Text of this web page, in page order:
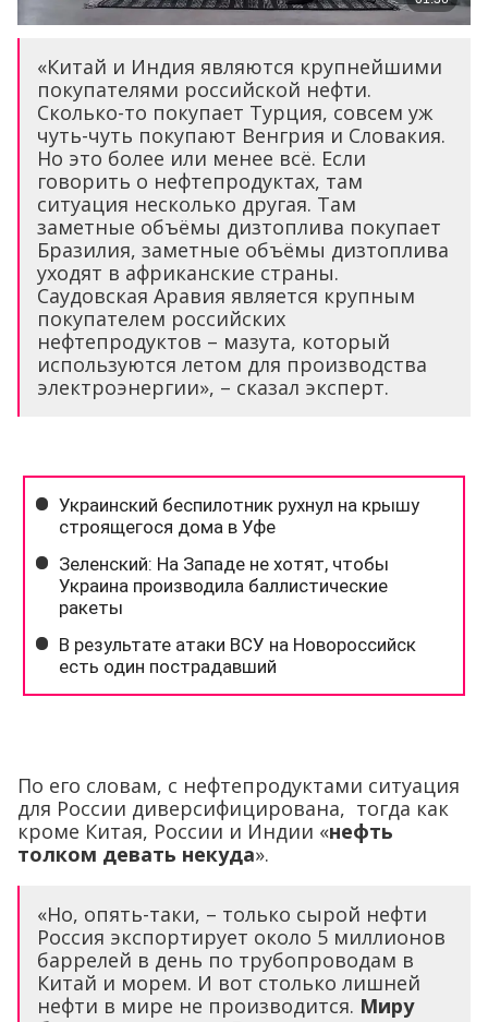
«Китай и Индия являются крупнейшими
покупателями российской нефти.
Сколько-то покупает Турция, совсем уж
чуть-чуть покупают Венгрия и Словакия.
Но это более или менее всё. Если
говорить о нефтепродуктах, там
ситуация несколько другая. Там
заметные объёмы дизтоплива покупает
Бразилия, заметные объёмы дизтоплива
уходят в африканские страны.
Саудовская Аравия является крупным
покупателем российских
нефтепродуктов – мазута, который
используются летом для производства
электроэнергии», – сказал эксперт.
По его словам, с нефтепродуктами ситуация
для России диверсифицирована, тогда как
кроме Китая, России и Индии «нефть
толком девать некуда».
«Но, опять-таки, – только сырой нефти
Россия экспортирует около 5 миллионов
баррелей в день по трубопроводам в
Китай и морем. И вот столько лишней
нефти в мире не производится. Миру